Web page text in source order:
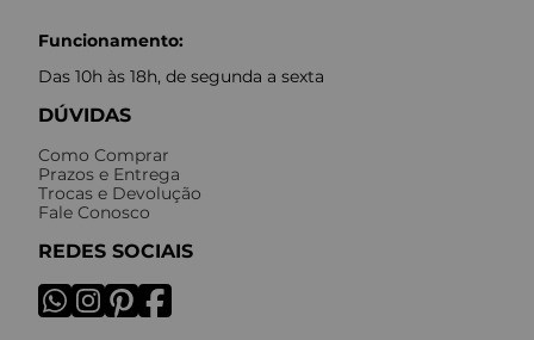
Funcionamento:
Das 10h às 18h, de segunda a sexta
DÚVIDAS
Como Comprar
Prazos e Entrega
Trocas e Devolução
Fale Conosco
REDES SOCIAIS